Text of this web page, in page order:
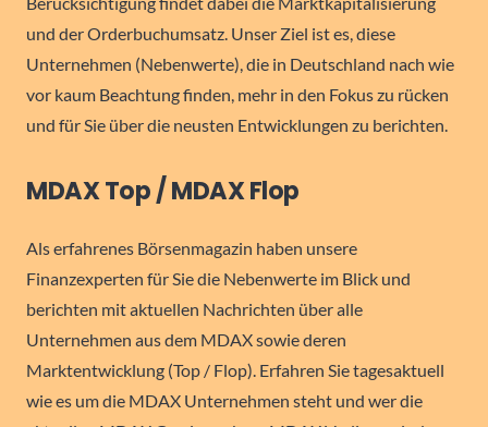
und der Orderbuchumsatz. Unser Ziel ist es, diese
Unternehmen (Nebenwerte), die in Deutschland nach wie
vor kaum Beachtung finden, mehr in den Fokus zu rücken
und für Sie über die neusten Entwicklungen zu berichten.
MDAX Top / MDAX Flop
Als erfahrenes Börsenmagazin haben unsere
Finanzexperten für Sie die Nebenwerte im Blick und
berichten mit aktuellen Nachrichten über alle
Unternehmen aus dem MDAX sowie deren
Marktentwicklung (Top / Flop). Erfahren Sie tagesaktuell
wie es um die MDAX Unternehmen steht und wer die